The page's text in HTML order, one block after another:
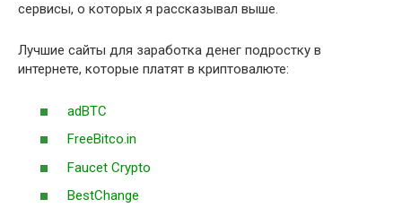
сервисы, о которых я рассказывал выше.
Лучшие сайты для заработка денег подростку в
интернете, которые платят в криптовалюте:
adBTC
FreeBitco.in
Faucet Crypto
BestChange